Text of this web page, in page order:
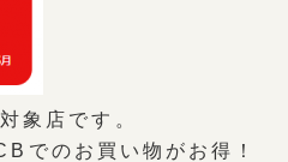
象店です。
でのお買い物がお得！